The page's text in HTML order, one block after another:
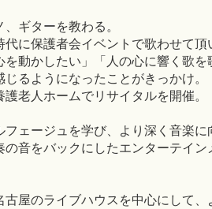
ギターを教わる。
に保護者会イベントで歌わせて
動かしたい」「人の心に響く歌
るようになったことがきっかけ。
老人ホームでリサイタルを開催
ェージュを学び、より深く音楽に
音をバックにしたエンターテイ
屋のライブハウスを中心にして